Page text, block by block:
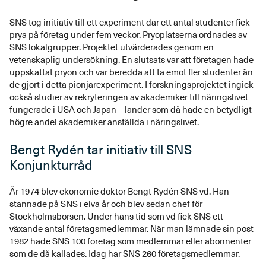
SNS tog initiativ till ett experiment där ett antal studenter fick
prya på företag under fem veckor. Pryoplatserna ordnades av
SNS lokalgrupper. Projektet utvärderades genom en
vetenskaplig undersökning. En slutsats var att företagen hade
uppskattat pryon och var beredda att ta emot fler studenter än
de gjort i detta pionjärexperiment. I forskningsprojektet ingick
också studier av rekryteringen av akademiker till näringslivet
fungerade i USA och Japan – länder som då hade en betydligt
högre andel akademiker anställda i näringslivet.
Bengt Rydén tar initiativ till SNS
Konjunkturråd
År 1974 blev ekonomie doktor Bengt Rydén SNS vd. Han
stannade på SNS i elva år och blev sedan chef för
Stockholmsbörsen. Under hans tid som vd fick SNS ett
växande antal företagsmedlemmar. När man lämnade sin post
1982 hade SNS 100 företag som medlemmar eller abonnenter
som de då kallades. Idag har SNS 260 företagsmedlemmar.